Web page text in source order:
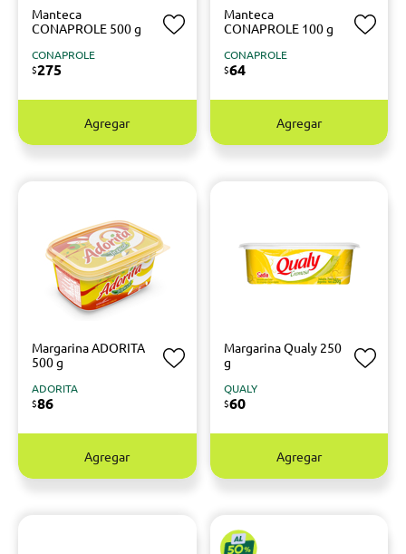
Manteca
CONAPROLE 500 g
CONAPROLE
$275
Agregar
Manteca
CONAPROLE 100 g
CONAPROLE
$64
Agregar
Margarina ADORITA
500 g
ADORITA
$86
Agregar
Margarina Qualy 250
g
QUALY
$60
Agregar